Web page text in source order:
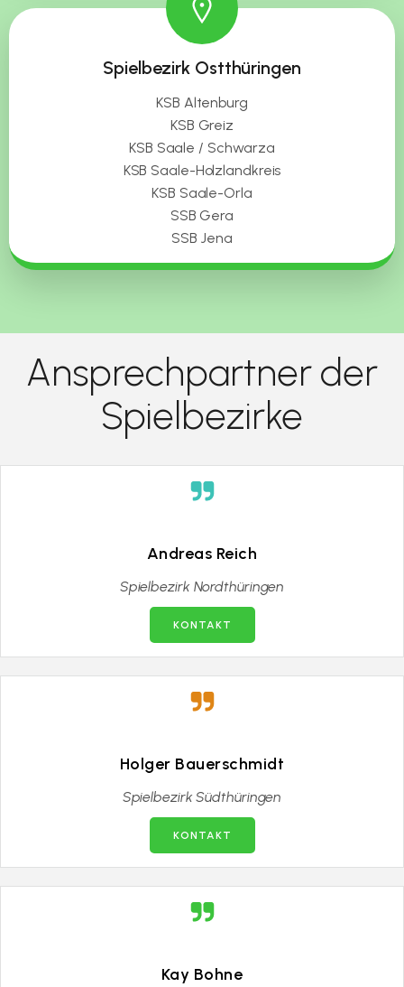
Spielbezirk Ostthüringen
KSB Altenburg
KSB Greiz
KSB Saale / Schwarza
KSB Saale-Holzlandkreis
KSB Saale-Orla
SSB Gera
SSB Jena
Ansprechpartner der
Spielbezirke
Andreas Reich
Spielbezirk Nordthüringen
KONTAKT
Holger Bauerschmidt
Spielbezirk Südthüringen
KONTAKT
Kay Bohne